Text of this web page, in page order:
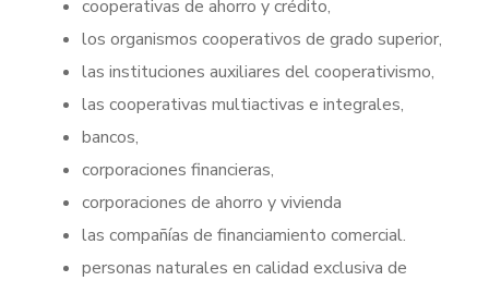
cooperativas de ahorro y crédito,
los organismos cooperativos de grado superior,
las instituciones auxiliares del cooperativismo,
las cooperativas multiactivas e integrales,
bancos,
corporaciones financieras,
corporaciones de ahorro y vivienda
las compañías de financiamiento comercial.
personas naturales en calidad exclusiva de